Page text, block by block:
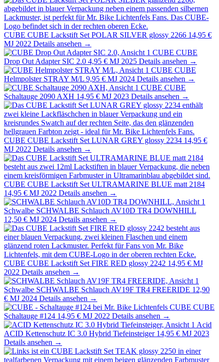
CUBE CUBE Lackstift Set POLAR SILVER glossy 2266 14,95 €
MJ 2022 Details ansehen →
CUBE CUBE
Drop Out Adapter SIC 2.0 4,95 € MJ 2025 Details ansehen →
CUBE CUBE
Helmpolster STRAY M/L 9,95 € MJ 2024 Details ansehen →
CUBE CUBE
Schaltauge 2090 AXH 14,95 € MJ 2023 Details ansehen →
CUBE CUBE Lackstift Set LUNAR GREY glossy 2234 14,95 €
MJ 2022 Details ansehen →
CUBE CUBE Lackstift Set ULTRAMARINE BLUE matt 2184
14,95 € MJ 2022 Details ansehen →
Schwalbe SCHWALBE Schlauch AV10D TR4 DOWNHILL
12,50 € MJ 2024 Details ansehen →
CUBE CUBE Lackstift Set FIRE RED glossy 2242 14,95 € MJ
2022 Details ansehen →
Schwalbe SCHWALBE Schlauch AV19F TR4 FREERIDE 12,90
€ MJ 2024 Details ansehen →
CUBE CUBE
Schaltauge #124 14,95 € MJ 2022 Details ansehen →
Acid
ACID Kettenschutz IC 3.0 Hybrid Tiefeinsteiger 14,95 € MJ 2023
Details ansehen →